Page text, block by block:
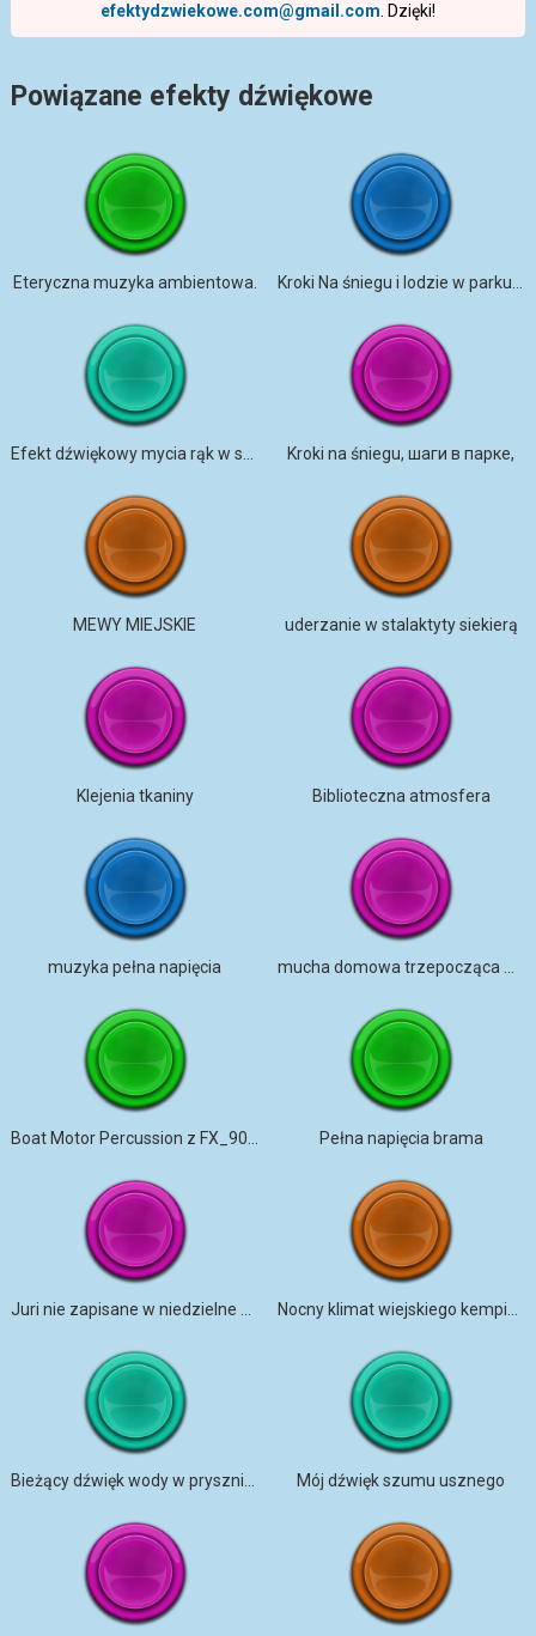
efektydzwiekowe.com@gmail.com . Dzięki!
Powiązane efekty dźwiękowe
Eteryczna muzyka ambientowa.
Kroki na śniegu, шаги в парке,
MEWY MIEJSKIE uderzanie w stalaktyty siekierą
Klejenia tkaniny Biblioteczna atmosfera
muzyka pełna napięcia
Pełna napięcia brama
Mój dźwięk szumu usznego